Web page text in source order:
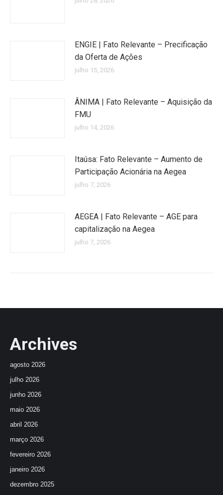
ENGIE | Fato Relevante – Precificação
da Oferta de Ações
julho 15, 2026
ÂNIMA | Fato Relevante – Aquisição da
FMU
julho 14, 2026
Itaúsa: Fato Relevante – Aumento de
Participação Acionária na Aegea
julho 7, 2026
AEGEA | Fato Relevante – AGE para
capitalização na Aegea
julho 7, 2026
Archives
agosto 2026
julho 2026
junho 2026
maio 2026
abril 2026
março 2026
fevereiro 2026
janeiro 2026
dezembro 2025